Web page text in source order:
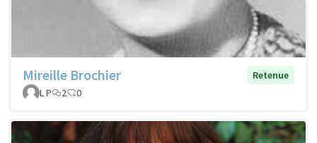
Mireille Brochier
Retenue
L P
2 0